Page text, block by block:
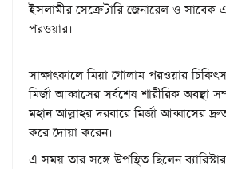
ইসলামীর সেক্রেটারি জেনারেল ও সাবেক
পরওয়ার।
সাক্ষাৎকালে মিয়া গোলাম পরওয়ার
মির্জা আব্বাসের সর্বশেষ শারীরিক অবস্থা
মহান আল্লাহর দরবারে মির্জা আব্বাসের
করে দোয়া করেন।
এ সময় তার সঙ্গে উপস্থিত ছিলেন